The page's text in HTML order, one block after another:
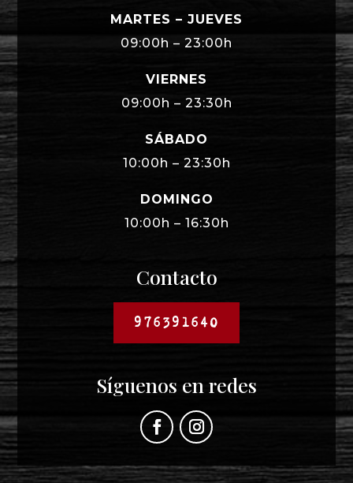
MARTES – JUEVES
09:00h – 23:00h
VIERNES
09:00h – 23:30h
SÁBADO
10:00h – 23:30h
DOMINGO
10:00h – 16:30h
Contacto
976391640
Síguenos en redes